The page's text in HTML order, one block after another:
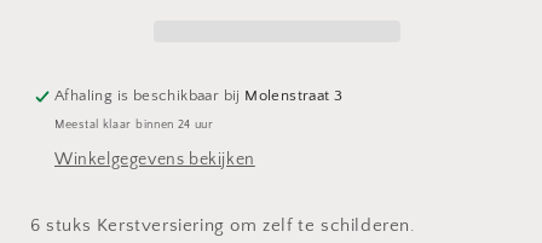
Afhaling is beschikbaar bij Molenstraat 3
Meestal klaar binnen 24 uur
Winkelgegevens bekijken
6 stuks Kerstversiering om zelf te schilderen.